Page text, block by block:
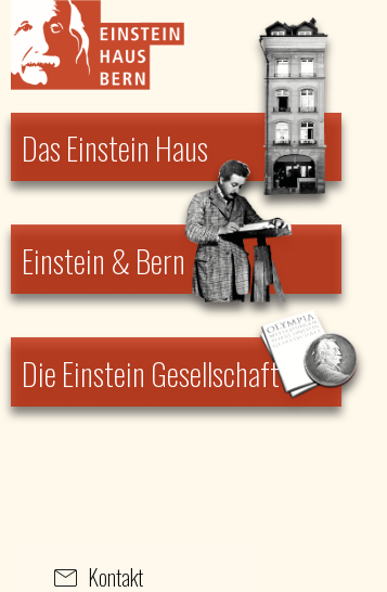
Einstein Haus Bern
Das Einstein Haus
Einstein & Bern
Die Einstein Gesellschaft
Kontakt